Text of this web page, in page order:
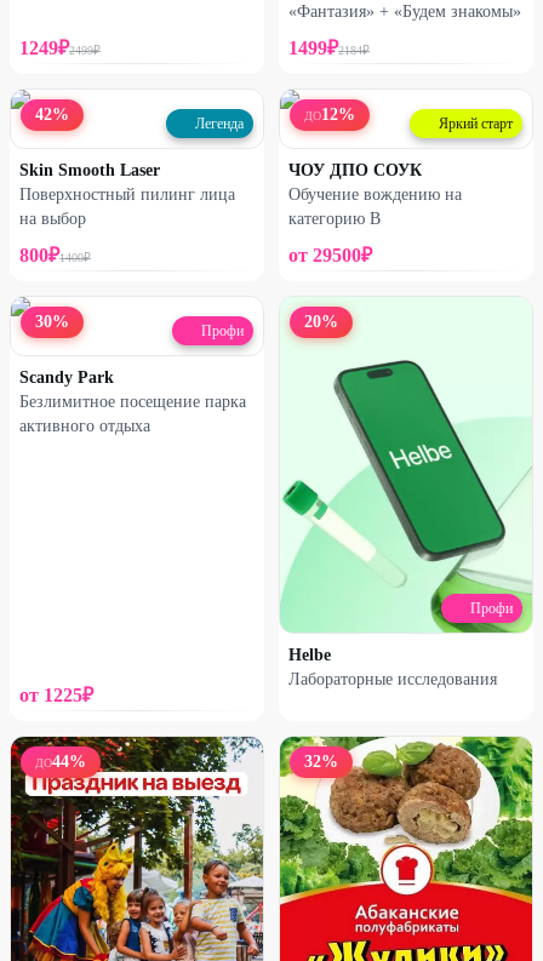
1249₽2499₽
«Фантазия» + «Будем знакомы»
1499₽2184₽
42% Легенда
Skin Smooth Laser
Поверхностный пилинг лица
на выбор
800₽1400₽
ДО12% Яркий старт
ЧОУ ДПО СОУК
Обучение вождению на
категорию B
от 29500₽
30% Профи
Scandy Park
Безлимитное посещение парка
активного отдыха
от 1225₽
20%
Профи
Helbe
Лабораторные исследования
ДО44% 32%